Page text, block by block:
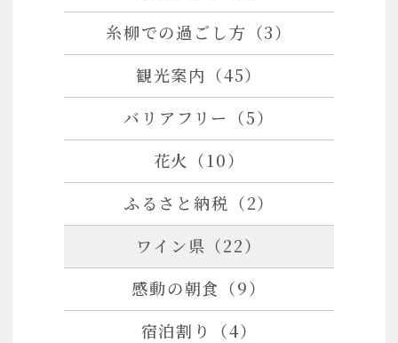
糸柳での過ごし方（3）
観光案内（45）
バリアフリー（5）
花火（10）
ふるさと納税（2）
ワイン県（22）
感動の朝食（9）
宿泊割り（4）